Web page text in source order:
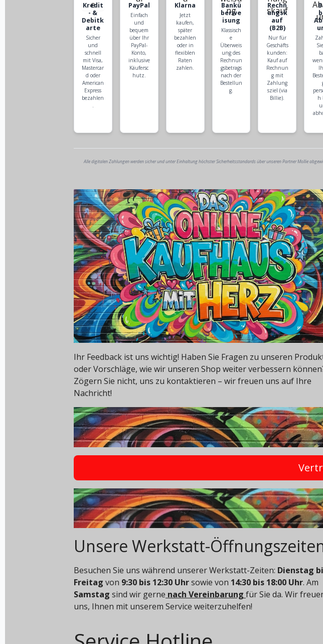
Kredit
- &
Debitk
arte
Sicher
und
schnell
mit Visa,
Mastercar
d oder
American
Express
bezahlen
PayPal
Einfach
und
bequem
über Ihr
PayPal-
Konto,
inklusive
Käufersc
hutz.
Klarna
Jetzt
kaufen,
später
bezahlen
oder in
flexiblen
Raten
zahlen.
Bankü
berwe
isung
Klassisch
e
Überweis
ung des
Rechnun
gsbetrags
nach der
Bestellun
g.
Rechn
ungsk
auf
(B2B)
Nur für
Geschäfts
kunden:
Kauf auf
Rechnun
g mit
Zahlung
sziel (via
Billie).
h
Alle digitalen Zahlungen werden sicher und unter Einhaltung höchster Sicherheitsstandards über unseren Partner Mollie
Ihr Feedback ist uns wichtig! Haben Sie Fragen zu unseren
oder Vorschläge, wie wir unseren Shop weiter verbessern
Zögern Sie nicht, uns zu kontaktieren – wir freuen uns auf Ihre
Nachricht!
Unsere Werkstatt-
Besuchen Sie uns während unserer Werkstatt-Zeiten: Dienstag
Freitag von 9:30 bis 12:30 Uhrsowie von 14:30 bis 18:00 Uhr. Am
Samstag sind wir gerne nach Vereinbarung für Sie da. Wir
uns, Ihnen mit unserem Service weiterzuhelfen!